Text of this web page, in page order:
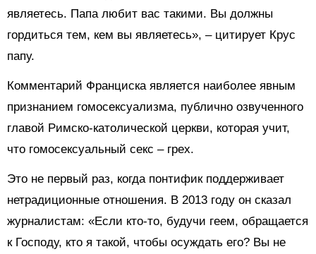
являетесь. Папа любит вас такими. Вы должны
гордиться тем, кем вы являетесь», – цитирует Крус
папу.
Комментарий Франциска является наиболее явным
признанием гомосексуализма, публично озвученного
главой Римско-католической церкви, которая учит,
что гомосексуальный секс – грех.
Это не первый раз, когда понтифик поддерживает
нетрадиционные отношения. В 2013 году он сказал
журналистам: «Если кто-то, будучи геем, обращается
к Господу, кто я такой, чтобы осуждать его? Вы не